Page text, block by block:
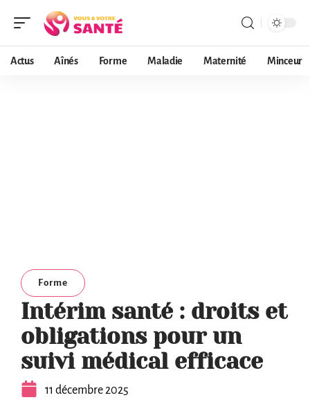
Actus Aînés Forme Maladie Maternité Minceur
Forme
Intérim santé : droits et
obligations pour un
suivi médical efficace
11 décembre 2025